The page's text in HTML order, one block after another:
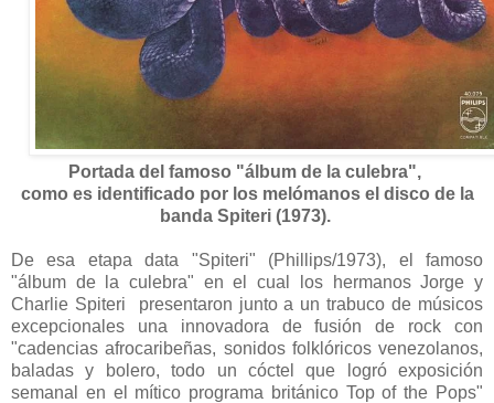
Portada del famoso "álbum de la culebra",
como es identificado por los melómanos el disco de la
banda Spiteri (1973).
De esa etapa data "Spiteri" (Phillips/1973), el famoso
"álbum de la culebra" en el cual los hermanos Jorge y
Charlie Spiteri presentaron junto a un trabuco de músicos
excepcionales una innovadora de fusión de rock con
"cadencias afrocaribeñas, sonidos folklóricos venezolanos,
baladas y bolero, todo un cóctel que logró exposición
semanal en el mítico programa británico Top of the Pops"